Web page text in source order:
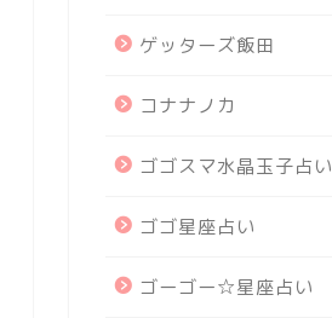
ゲッターズ飯田
コナナノカ
ゴゴスマ水晶玉子占い
ゴゴ星座占い
ゴーゴー☆星座占い